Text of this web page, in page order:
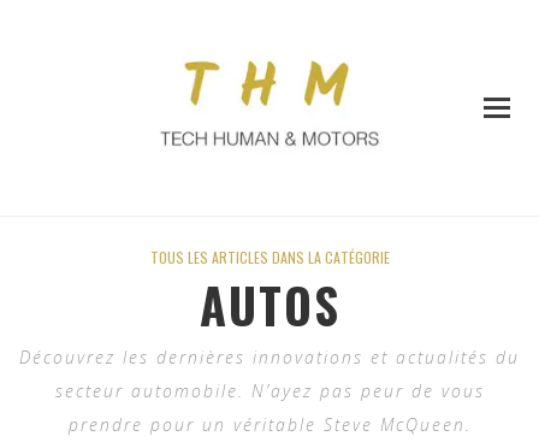
TOUS LES ARTICLES DANS LA CATÉGORIE
AUTOS
Découvrez les dernières innovations et actualités du
secteur automobile. N’ayez pas peur de vous
prendre pour un véritable Steve McQueen.